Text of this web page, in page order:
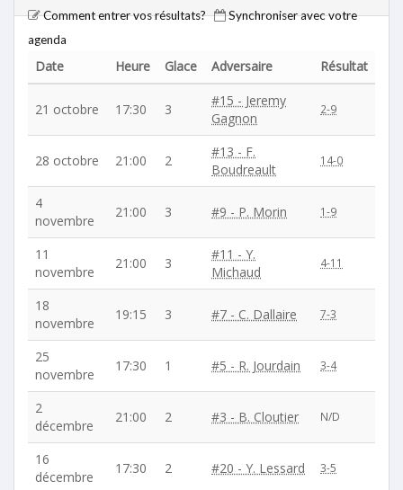
Comment entrer vos résultats?
Synchroniser avec votre
agenda
Date Heure Glace Adversaire Résultat
21 octobre 17:30 3
#15 - Jeremy
Gagnon
2-9
28 octobre 21:00 2
#13 - F.
Boudreault
14-0
4
novembre
21:00 3 #9 - P. Morin 1-9
11
novembre
21:00 3
#11 - Y.
Michaud
4-11
18
novembre
19:15 3 #7 - C. Dallaire 7-3
25
novembre
17:30 1 #5 - R. Jourdain 3-4
2
décembre
21:00 2 #3 - B. Cloutier N/D
16
décembre
17:30 2 #20 - Y. Lessard 3-5